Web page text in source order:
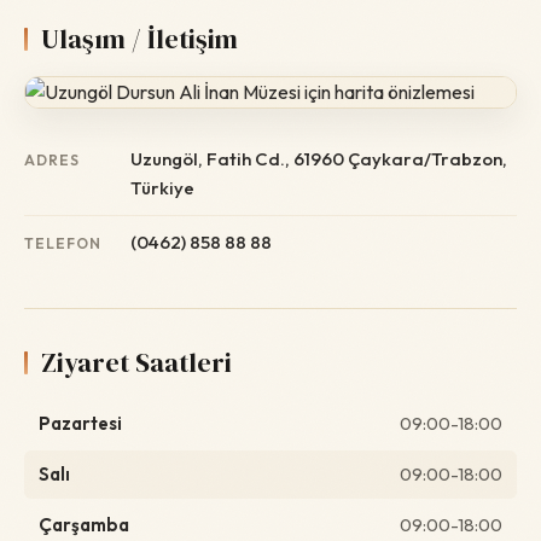
Ulaşım / İletişim
ADRES
Uzungöl, Fatih Cd., 61960 Çaykara/Trabzon,
Türkiye
TELEFON (0462) 858 88 88
Ziyaret Saatleri
Pazartesi 09:00-18:00
Salı 09:00-18:00
Çarşamba 09:00-18:00